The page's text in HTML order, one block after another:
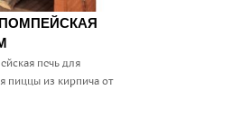
печь для
пиццы из кирпича от